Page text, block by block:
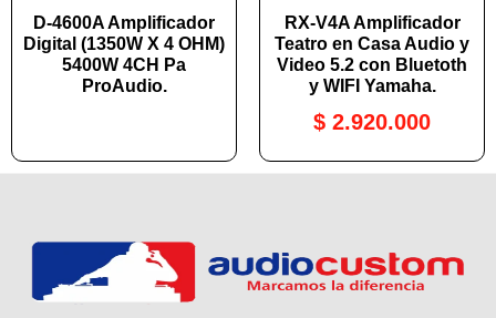
D-4600A Amplificador
Digital (1350W X 4 OHM)
5400W 4CH Pa
ProAudio.
RX-V4A Amplificador
Teatro en Casa Audio y
Video 5.2 con Bluetoth
y WIFI Yamaha.
$ 2.920.000